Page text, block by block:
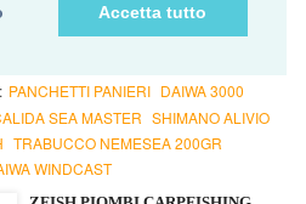
Accetta tutto
ORDINA PER PREZZO
- 🔥TUTTI
: PANCHETTI PANIERI DAIWA 3000
SEA MASTER SHIMANO ALIVIO
TRABUCCO NEMESEA 200GR
WINDCAST